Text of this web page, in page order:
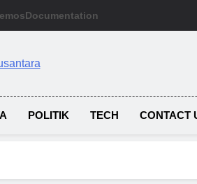
Documentation
POLITIK TECH CONTACT